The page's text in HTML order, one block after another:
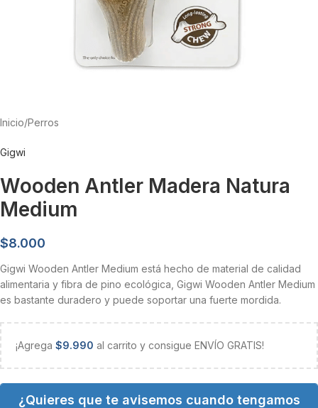
Inicio/Perros
Gigwi
Wooden Antler Madera Natura
Medium
$8.000
Gigwi Wooden Antler Medium está hecho de material de calidad
alimentaria y fibra de pino ecológica, Gigwi Wooden Antler Medium
es bastante duradero y puede soportar una fuerte mordida.
¡Agrega $9.990 al carrito y consigue ENVÍO GRATIS!
¿Quieres que te avisemos cuando tengamos